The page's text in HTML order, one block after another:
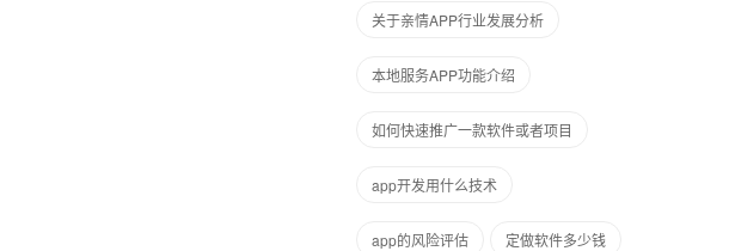
关于亲情APP行业发展分析
本地服务APP功能介绍
如何快速推广一款软件或者项目
app开发用什么技术
app的风险评估 定做软件多少钱